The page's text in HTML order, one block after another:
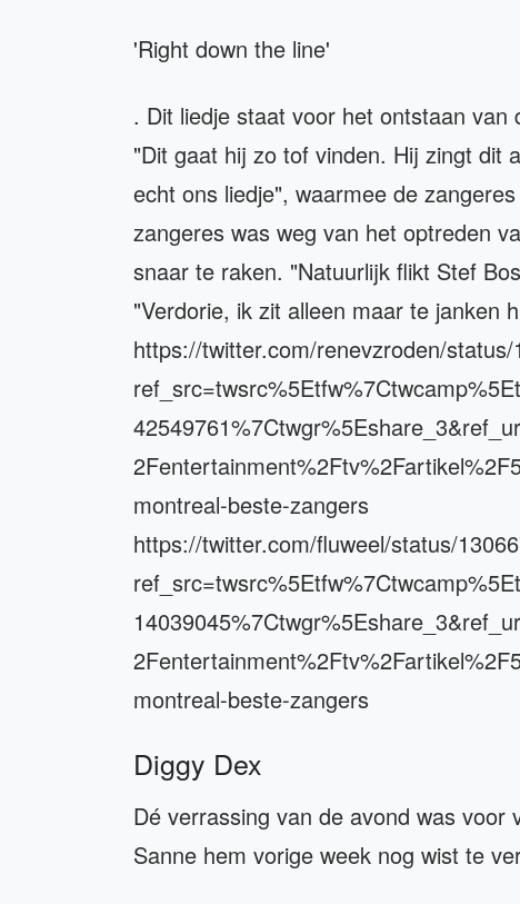
'Right down the line'
. Dit liedje staat voor het ontstaan
"Dit gaat hij zo tof vinden. Hij zingt dit
echt ons liedje", waarmee de
zangeres was weg van het optreden
snaar te raken. "Natuurlijk flikt Stef
"Verdorie, ik zit alleen maar te janken
https://twitter.com/renevzroden/
montreal-beste-zangers
https://twitter.com/fluweel/status/
montreal-beste-zangers
Diggy Dex
Dé verrassing van de avond was
Sanne hem vorige week nog wist te